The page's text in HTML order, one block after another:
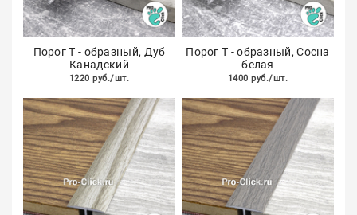
Порог Т - образный, Дуб
Канадский
1220 руб./шт.
Порог Т - образный, Сосна
белая
1400 руб./шт.